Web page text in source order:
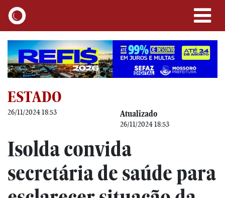
ESTADO
26/11/2024 18:53 Atualizado
26/11/2024 18:53
Isolda convida
secretária de saúde para